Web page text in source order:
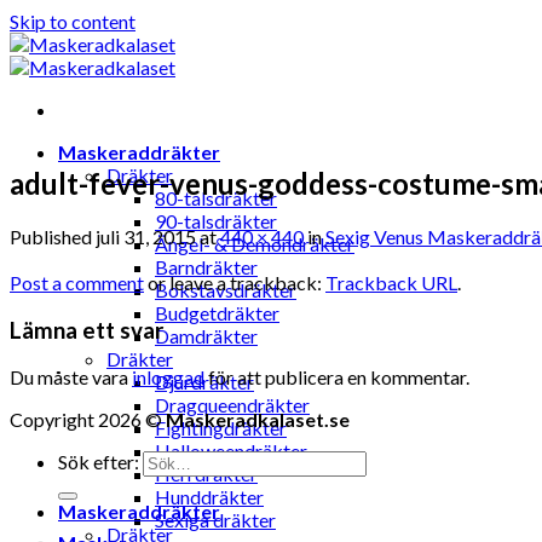
Skip to content
Maskeraddräkter
Dräkter
80-talsdräkter
90-talsdräkter
Ängel- & Demondräkter
Barndräkter
Bokstavsdräkter
Budgetdräkter
Damdräkter
Dräkter
Djurdräkter
Dragqueendräkter
Fightingdräkter
Halloweendräkter
Herrdräkter
Hunddräkter
Sexiga dräkter
adult-fever-venus-goddess-costume-
Published juli 31, 2015at440 × 440inSexig Venus
Post a commentor leave a trackback: Trackback URL.
Lämna ett svar
Du måste vara inloggadför att publicera en kommentar.
Copyright 2026 ©Maskeradkalaset.se
Sök efter:
Maskeraddräkter
Dräkter